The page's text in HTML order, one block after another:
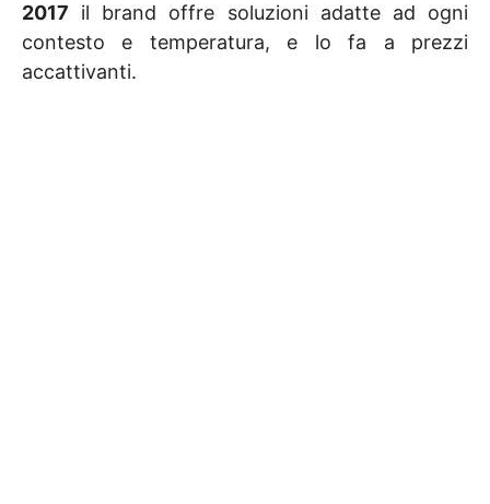
2017 il brand offre soluzioni adatte ad ogni
contesto e temperatura, e lo fa a prezzi
accattivanti.